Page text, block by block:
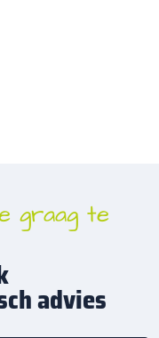
graag te
advies